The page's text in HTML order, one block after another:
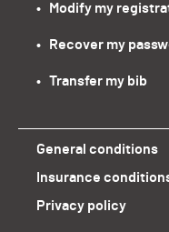
•   Modify my
•   Recover my
•   Transfer my bib
General conditions
Insurance
Privacy policy